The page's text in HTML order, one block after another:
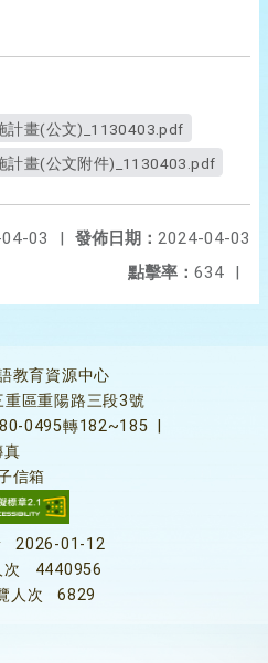
計畫(公文)_1130403.pdf
計畫(公文附件)_1130403.pdf
發佈日期： 2024-04-03
03
|
點擊率： 634 |
教育資源中心
區重陽路三段3號
0495轉182~185
真
信箱
2026-01-12
4440956
人次
6829